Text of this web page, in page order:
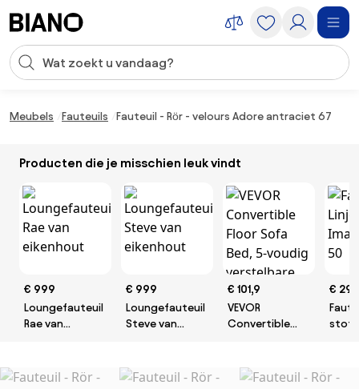
Zoekopdracht invoeren
Meubels Fauteuils Fauteuil - Rör - velours Adore antraciet 67
Producten die je misschien leuk vindt
€ 999
Loungefauteuil
Rae van
€ 999
Loungefauteuil
Steve van
€ 101,9
VEVOR
Convertible
verstelbare,
€ 299
stof